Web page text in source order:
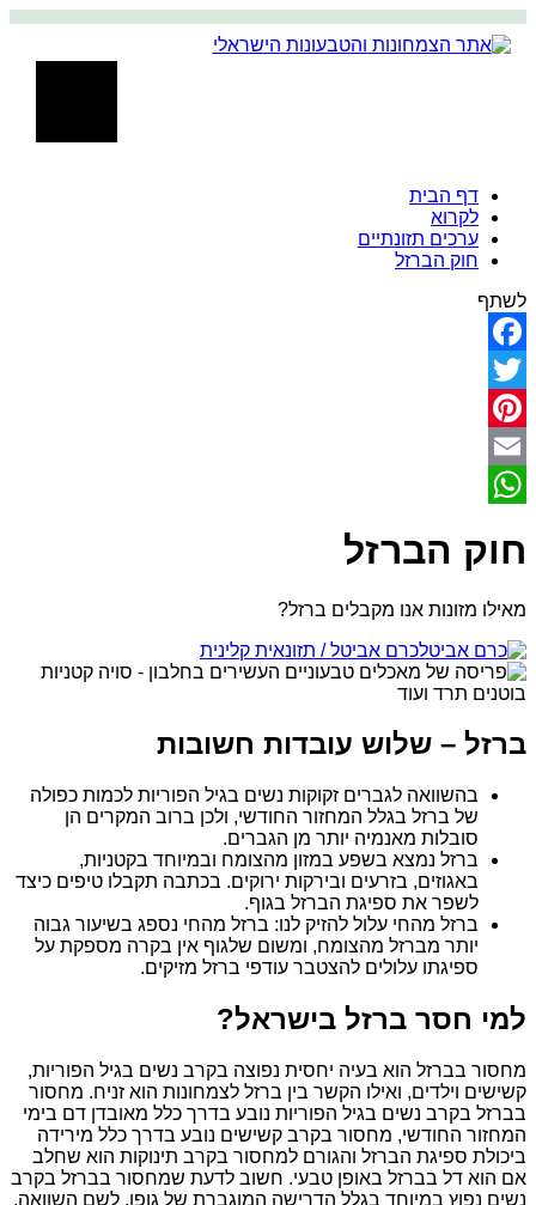
דף הבית
לקרוא
ערכים תזונתיים
חוק הברזל
לשתף
Facebook
Twitter
Pinterest
Email
חוק הברזל
מאילו מזונות אנו מקבלים ברזל?
כרם אביטל/ תזונאית קלינית
ברזל – שלוש עובדות חשובות
בהשוואה לגברים זקוקות נשים בגיל הפוריות לכמות כפולה
של ברזל בגלל המחזור החודשי, ולכן ברוב המקרים הן
סובלות מאנמיה יותר מן הגברים.
ברזל נמצא בשפע במזון מהצומח ובמיוחד בקטניות,
באגוזים, בזרעים ובירקות ירוקים. בכתבה תקבלו טיפים כיצד
לשפר את ספיגת הברזל בגוף.
ברזל מהחי עלול להזיק לנו: ברזל מהחי נספג בשיעור גבוה
יותר מברזל מהצומח, ומשום שלגוף אין בקרה מספקת על
ספיגתו עלולים להצטבר עודפי ברזל מזיקים.
למי חסר ברזל בישראל?
מחסור בברזל הוא בעיה יחסית נפוצה בקרב נשים בגיל הפוריות,
קשישים וילדים, ואילו הקשר בין ברזל לצמחונות הוא זניח. מחסור
בברזל בקרב נשים בגיל הפוריות נובע בדרך כלל מאובדן דם בימי
המחזור החודשי, מחסור בקרב קשישים נובע בדרך כלל מירידה
ביכולת ספיגת הברזל והגורם למחסור בקרב תינוקות הוא שחלב
אם הוא דל בברזל באופן טבעי. חשוב לדעת שמחסור בברזל בקרב
נשים נפוץ במיוחד בגלל הדרישה המוגברת של גופן. לשם השוואה,